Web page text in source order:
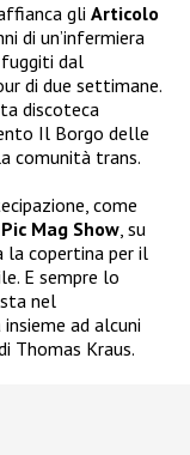
gli Articolo
di un’infermiera
dal
di due settimane.
discoteca
Il Borgo delle
comunità trans.
come
Pic Mag Show, su
la copertina per il
E sempre lo
nel
insieme ad alcuni
Thomas Kraus.